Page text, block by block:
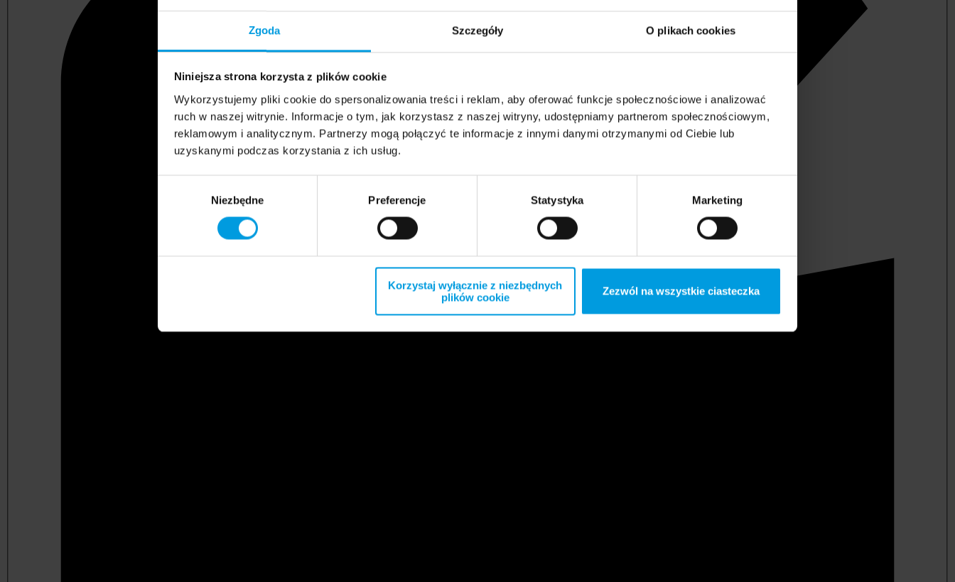
Zgoda Szczegóły O plikach cookies
Niniejsza strona korzysta z plików cookie
Wykorzystujemy pliki cookie do spersonalizowania treści i reklam, aby oferować funkcje społecznościowe i analizować
ruch w naszej witrynie. Informacje o tym, jak korzystasz z naszej witryny, udostępniamy partnerom społecznościowym,
reklamowym i analitycznym. Partnerzy mogą połączyć te informacje z innymi danymi otrzymanymi od Ciebie lub
uzyskanymi podczas korzystania z ich usług.
Niezbędne Preferencje Statystyka Marketing
Korzystaj wyłącznie z niezbędnych
plików cookie
Zezwól na wszystkie ciasteczka